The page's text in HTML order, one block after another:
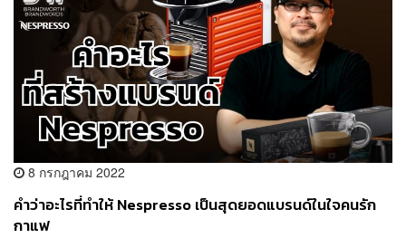
8 กรกฎาคม 2022
คำว่าอะไรที่ทำให้ Nespresso เป็นสุดยอดแบรนด์ในใจคนรัก
กาแฟ